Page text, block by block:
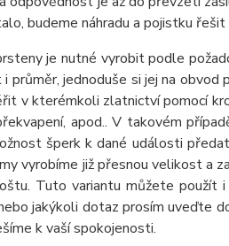
budeme náhradu a pojistku
je nutné vyrobit podle
průměr, jednoduše si jej na
v kterémkoli zlatnictví pomocí
apod.. V takovém
šperk k dané události
vyrobíme již přesnou velikost a
Tuto variantu můžete použít
jakýkoli dotaz prosím uveďte
k vaší spokojenosti.